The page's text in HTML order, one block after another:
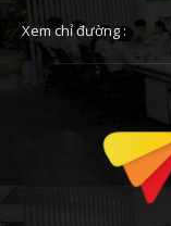
Xem chỉ đường :